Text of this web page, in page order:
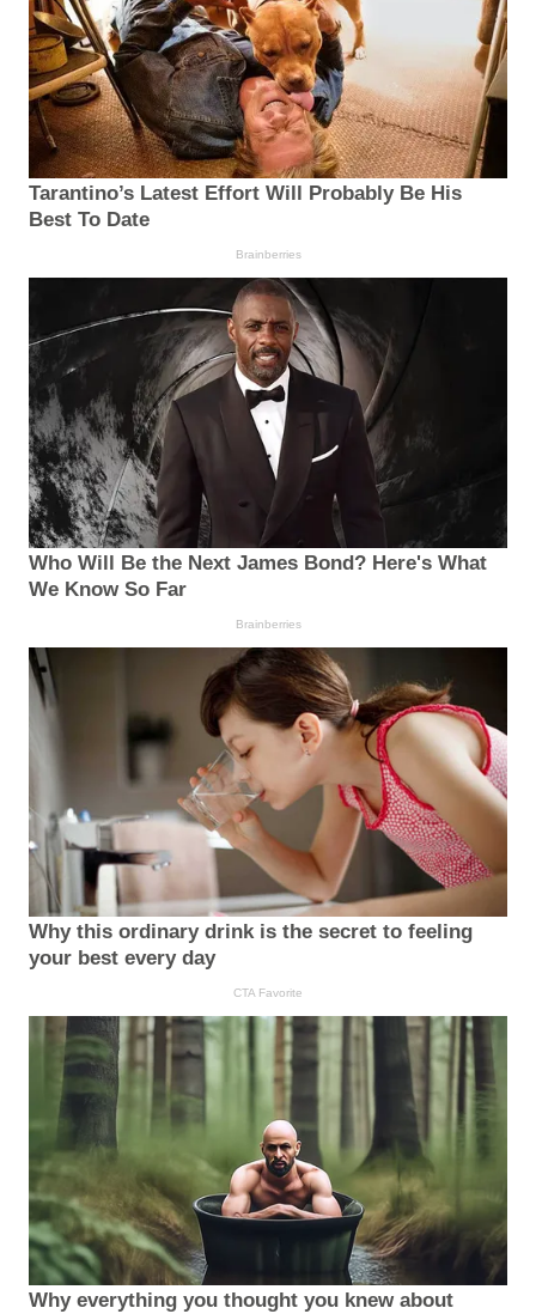
Tarantino’s Latest Effort Will Probably Be His
Best To Date
Brainberries
Who Will Be the Next James Bond? Here's What
We Know So Far
Brainberries
Why this ordinary drink is the secret to feeling
your best every day
CTA Favorite
Why everything you thought you knew about